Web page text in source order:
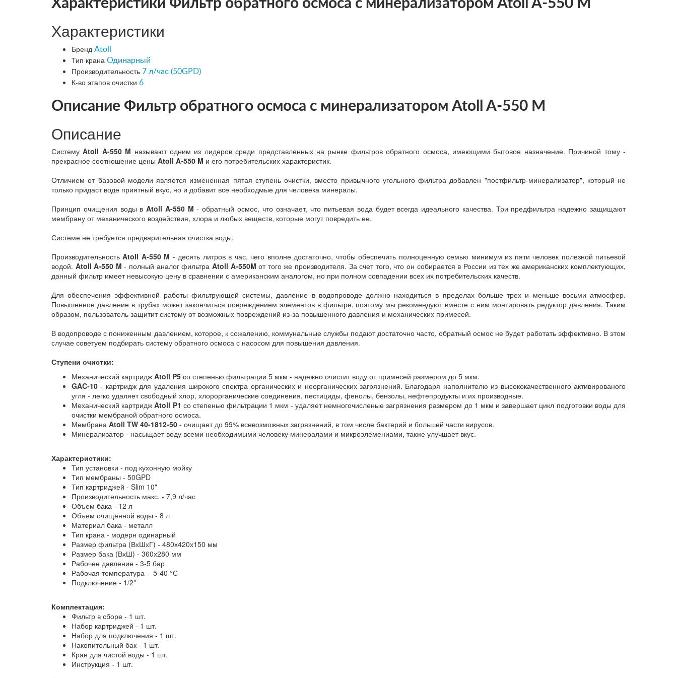
Характеристики Фильтр обратного осмоса с минерализатором Atoll A-550 M
Характеристики
Бренд Atoll
Тип крана Одинарный
Производительность 7 л/час (50GPD)
К-во этапов очистки 6
Описание Фильтр обратного осмоса с минерализатором Atoll A-550 M
Описание
СистемуAtoll A-550 M называют одним из лидеров среди представленных на рынке фильтров обратного осмоса, имеющими бытовое назначение. Причиной тому -
прекрасное соотношение цены Atoll A-550 M и его потребительских характеристик.
Отличием от базовой модели является измененная пятая ступень очистки, вместо привычного угольного фильтра добавлен "постфильтр-минерализатор", который не
только придаст воде приятный вкус, но и добавит все необходмые для человека минералы.
Принцип очищения воды вAtoll A-550 M - обратный осмос, что означает, что питьевая вода будет всегда идеального качества. Три предфильтра надежно защищают
мембрану от механического воздействия, хлора и любых веществ, которые могут повредить ее.
Системе не требуется предварительная очистка воды.
ПроизводительностьAtoll A-550 M - десять литров в час, чего вполне достаточно, чтобы обеспечить полноценную семью минимум из пяти человек полезной питьевой
водой. Atoll A-550 M - полный аналог фильтра Atoll A-550M от того же производителя. За счет того, что он собирается в России из тех же американских комплектующих,
данный фильтр имеет невысокую цену в сравнении с американским аналогом, но при полном совпадении всех их потребительских качеств.
Для обеспечения эффективной работы фильтрующей системы, давление в водопроводе должно находиться в пределах больше трех и меньше восьми атмосфер.
Повышенное давление в трубах может закончиться повреждением элементов в фильтре, поэтому мы рекомендуют вместе с ним монтировать редуктор давления. Таким
образом, пользователь защитит систему от возможных повреждений из-за повышенного давления и механических примесей.
В водопроводе с пониженным давлением, которое, к сожалению, коммунальные службы подают достаточно часто, обратный осмос не будет работать эффективно. В этом
случае советуем подбирать систему обратного осмоса с насосом для повышения давления.
Ступени очистки:
Механический картридж Atoll P5 со степенью фильтрации 5 мкм - надежно очистит воду от примесей размером до 5 мкм.
GAC-10 - картридж для удаления широкого спектра органических и неорганических загрязнений. Благодаря наполнителю из высококачественного активированого
угля - легко удаляет свободный хлор, хлорорганические соединения, пестициды, фенолы, бензолы, нефтепродукты и их производные.
Механический картриджAtoll P1 со степенью фильтрации 1 мкм - удаляет немногочисленые загрязнения размером до 1 мкм и завершает цикл подготовки воды для
очистки мембраной обратного осмоса.
Мембрана Atoll TW 40-1812-50 - очищает до 99% всевозможных загрязнений, в том числе бактерий и большей части вирусов.
Минерализатор - насыщает воду всеми необходимыми человеку минералами и микроэлемениами, также улучшает вкус.
Характеристики:
Тип установки - под кухонную мойку
Тип мембраны - 50GPD
Тип картриджей - Slim 10"
Производительность макс. - 7,9 л/час
Объем бака - 12 л
Объем очищенной воды - 8 л
Материал бака - металл
Тип крана - модерн одинарный
Размер фильтра (ВхШхГ) - 480х420х150 мм
Размер бака (ВхШ) - 360х280 мм
Рабочее давление - 3-5 бар
Рабочая температура - 5-40 °С
Подключение - 1/2"
Комплектация:
Фильтр в сборе - 1 шт.
Набор картриджей - 1 шт.
Набор для подключения - 1 шт.
Накопительный бак - 1 шт.
Кран для чистой воды - 1 шт.
Инструкция - 1 шт.